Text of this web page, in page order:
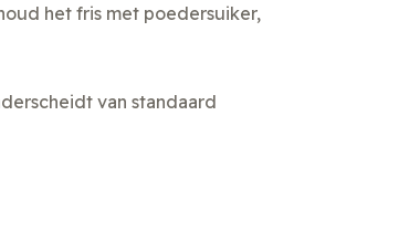
het fris met poedersuiker,
van standaard